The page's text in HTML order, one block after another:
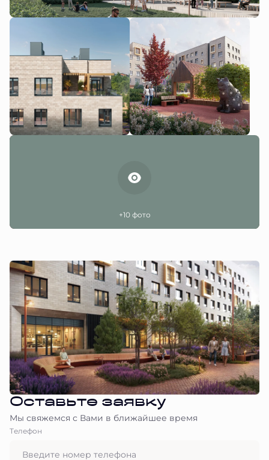
+10 фото
Оставьте заявку
Мы свяжемся с Вами в ближайшее время
Tелефон